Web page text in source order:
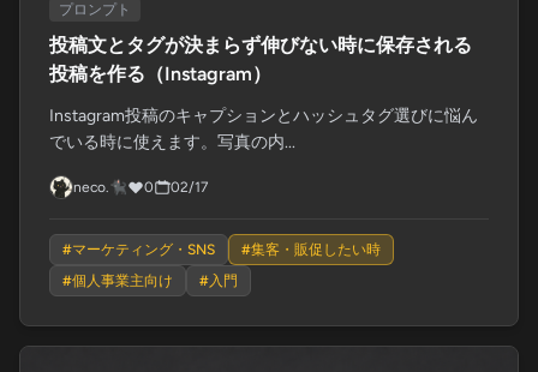
プロンプト
投稿文とタグが決まらず伸びない時に保存される
投稿を作る（Instagram）
Instagram投稿のキャプションとハッシュタグ選びに悩ん
でいる時に使えます。写真の内...
neco.🐈‍⬛ 0 02/17
#マーケティング・SNS #集客・販促したい時
#個人事業主向け #入門